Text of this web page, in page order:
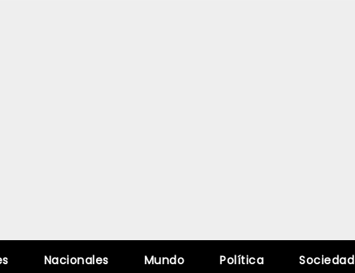
Nacionales Mundo Política Sociedad